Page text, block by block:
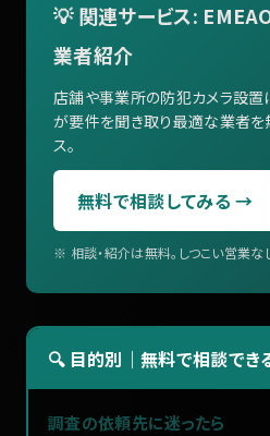
💡 関連サービス:
業者紹介
店舗や事業所の防犯カメラ設置
が要件を聞き取り最適な業者
ス。
無料で相談してみる →
※ 相談・紹介は無料。しつこい営業な
🔍 目的別｜無料で相談でき
調査の依頼先に迷ったら